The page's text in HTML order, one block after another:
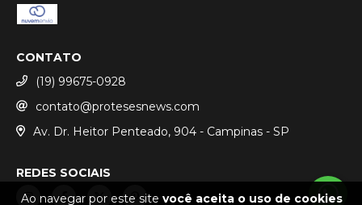
Ao navegar por este site você aceita o uso de cookies
CONTATO
(19) 99675-0928
contato@protesesnews.com
Av. Dr. Heitor Penteado, 904 - Campinas - SP
REDES SOCIAIS